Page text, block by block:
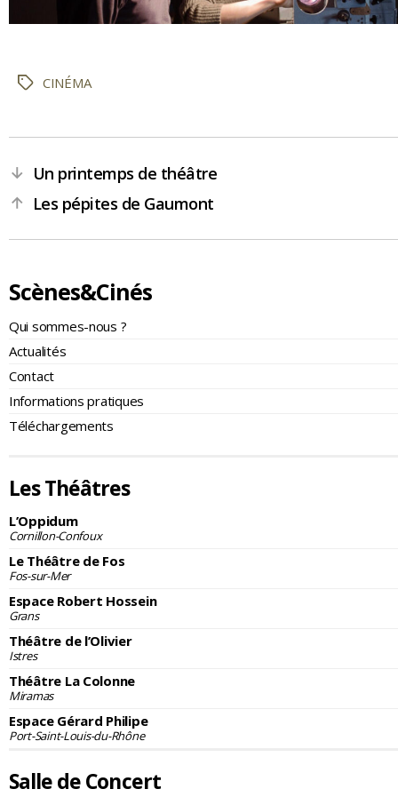
Scènes&Cinés
Qui sommes-nous ?
Actualités
Contact
Informations pratiques
Téléchargements
Les Théâtres
L’Oppidum
Cornillon-Confoux
Le Théâtre de Fos
Fos-sur-Mer
Espace Robert Hossein
Grans
Théâtre de l’Olivier
Istres
Théâtre La Colonne
Miramas
Espace Gérard Philipe
Port-Saint-Louis-du-Rhône
Salle de Concert
Étiquettes
CINÉMA
← Un printemps de théâtre
→ Les pépites de Gaumont